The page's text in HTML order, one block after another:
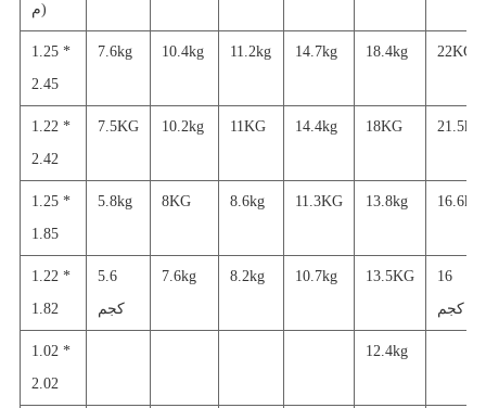
م)
1.25 *
2.45
7.6kg 10.4kg 11.2kg 14.7kg 18.4kg 22KG
1.22 *
2.42
7.5KG 10.2kg 11KG 14.4kg 18KG 21.5kg
1.25 *
1.85
5.8kg 8KG 8.6kg 11.3KG 13.8kg 16.6kg
1.22 *
1.82
5.6
كجم
7.6kg 8.2kg 10.7kg 13.5KG
16
كجم
1.02 *
2.02
12.4kg